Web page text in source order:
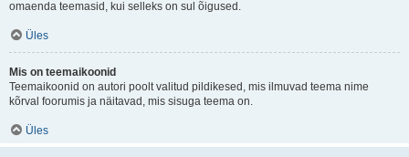
omaenda teemasid, kui selleks on sul õigused.
Üles
Mis on teemaikoonid
Teemaikoonid on autori poolt valitud pildikesed, mis ilmuvad teema nime
kõrval foorumis ja näitavad, mis sisuga teema on.
Üles